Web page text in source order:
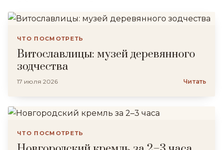
ЧТО ПОСМОТРЕТЬ
Витославлицы: музей деревянного
зодчества
17 июля 2026 Читать
ЧТО ПОСМОТРЕТЬ